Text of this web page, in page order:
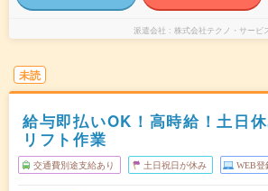
派遣会社 株式会社テクノ・サービ
未読
給与即払いOK！高時給！土日
リフト作業
交通費別途支給あり 土日祝日が休み WEB登